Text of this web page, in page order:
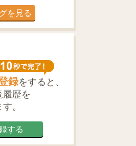
を見る
録をすると、
歴を
。
する